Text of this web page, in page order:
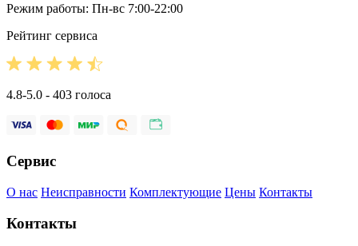
Режим работы: Пн-вс 7:00-22:00
Рейтинг сервиса
4.8-5.0 - 403 голоса
Сервис
О нас Неисправности Комплектующие Цены Контакты
Контакты